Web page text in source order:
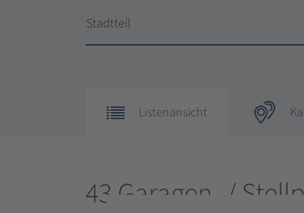
Stadtteil
Listenansicht
43 Garagen- /